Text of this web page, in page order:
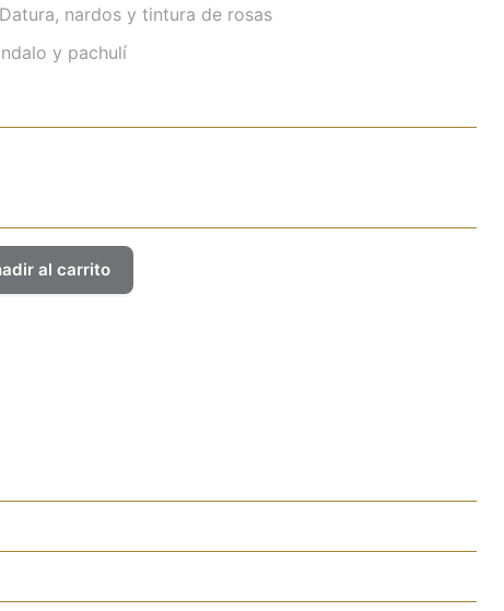
nardos y tintura de rosas
y pachulí
al carrito